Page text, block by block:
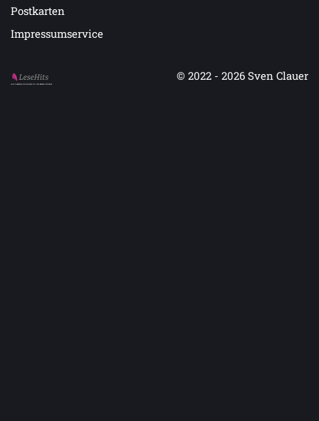
Postkarten
Impressumservice
Auf LeseHits.de findest Du die besten Bücher.
© 2022 - 2026 Sven Clauer